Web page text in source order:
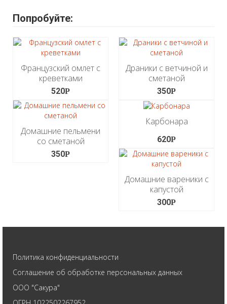
Попробуйте:
Французский омлет с
креветками
520Р
Драники с ветчиной и
сметаной
350Р
Домашние пельмени
со сметаной
350Р
Карбонара
620Р
Домашние вареники с
капустой
300Р
Политика конфиденциальности
Соглашение об обработке персональных данных
ООО "Сакура"